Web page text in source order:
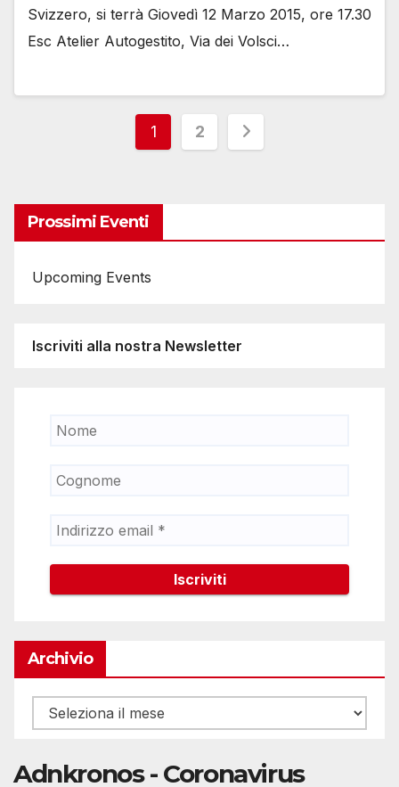
Svizzero, si terrà Giovedì 12 Marzo 2015, ore 17.30
Esc Atelier Autogestito, Via dei Volsci…
Paginazione
articoli
1 2
Prossimi Eventi
Upcoming Events
Iscriviti alla nostra Newsletter
Archivio
Archivio
Adnkronos - Coronavirus